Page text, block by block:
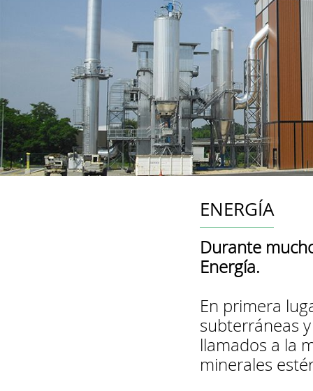
ENERGÍA
Durante
Energía.
En primera
subterráneas
llamados a la
minerales